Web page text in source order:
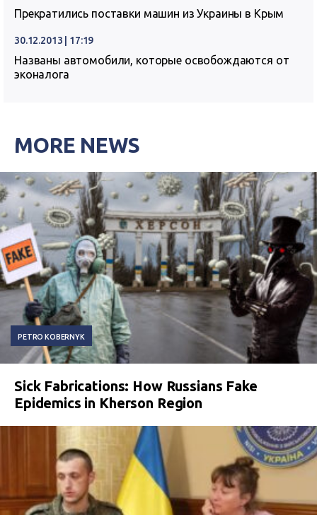
Прекратились поставки машин из Украины в Крым
30.12.2013 | 17:19
Названы автомобили, которые освобождаются от
эконалога
MORE NEWS
PETRO KOBERNYK
Sick Fabrications: How Russians Fake
Epidemics in Kherson Region